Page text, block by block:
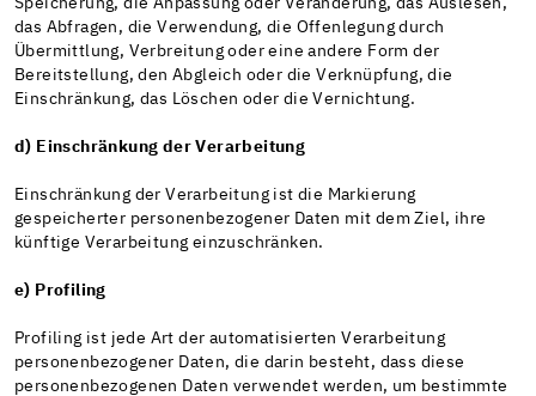
das Abfragen, die Verwendung, die Offenlegung durch
Übermittlung, Verbreitung oder eine andere Form der
Bereitstellung, den Abgleich oder die Verknüpfung, die
Einschränkung, das Löschen oder die Vernichtung.
d) Einschränkung der Verarbeitung
Einschränkung der Verarbeitung ist die Markierung
gespeicherter personenbezogener Daten mit dem Ziel, ihre
künftige Verarbeitung einzuschränken.
e) Profiling
Profiling ist jede Art der automatisierten Verarbeitung
personenbezogener Daten, die darin besteht, dass diese
personenbezogenen Daten verwendet werden, um bestimmte